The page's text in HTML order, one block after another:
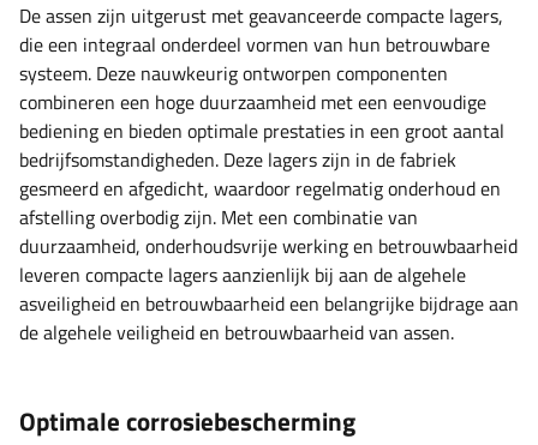
De assen zijn uitgerust met geavanceerde compacte lagers,
die een integraal onderdeel vormen van hun betrouwbare
systeem. Deze nauwkeurig ontworpen componenten
combineren een hoge duurzaamheid met een eenvoudige
bediening en bieden optimale prestaties in een groot aantal
bedrijfsomstandigheden. Deze lagers zijn in de fabriek
gesmeerd en afgedicht, waardoor regelmatig onderhoud en
afstelling overbodig zijn. Met een combinatie van
duurzaamheid, onderhoudsvrije werking en betrouwbaarheid
leveren compacte lagers aanzienlijk bij aan de algehele
asveiligheid en betrouwbaarheid een belangrijke bijdrage aan
de algehele veiligheid en betrouwbaarheid van assen.
Optimale corrosiebescherming